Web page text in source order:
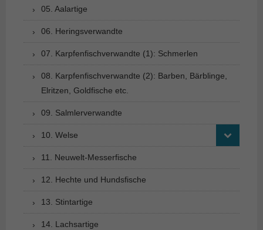
05. Aalartige
06. Heringsverwandte
07. Karpfenfischverwandte (1): Schmerlen
08. Karpfenfischverwandte (2): Barben, Bärblinge,
Elritzen, Goldfische etc.
09. Salmlerverwandte
10. Welse
11. Neuwelt-Messerfische
12. Hechte und Hundsfische
13. Stintartige
14. Lachsartige